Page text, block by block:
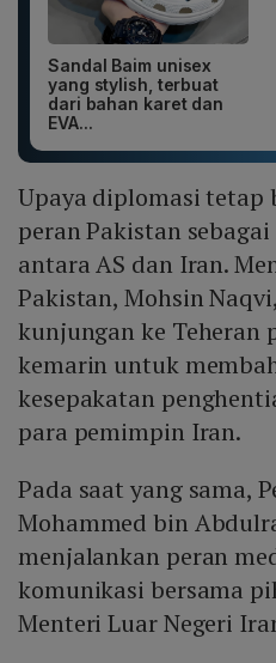
Sandal Baim unisex
yang stylish, terbuat
dari bahan karet dan
EVA...
Upaya diplomasi tetap
peran Pakistan
antara AS dan Iran.
Pakistan, Mohsin
kunjungan ke Teheran
kemarin untuk
kesepakatan
para pemimpin Iran.
Pada saat yang sama,
Mohammed bin
menjalankan peran
komunikasi bersama
Menteri Luar Negeri